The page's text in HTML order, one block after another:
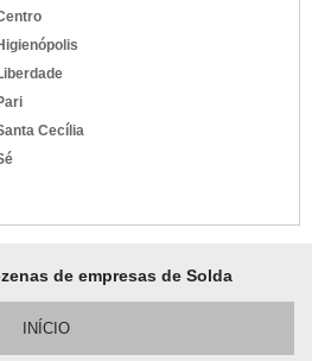
Cecília
de empresas de Solda
INÍCIO